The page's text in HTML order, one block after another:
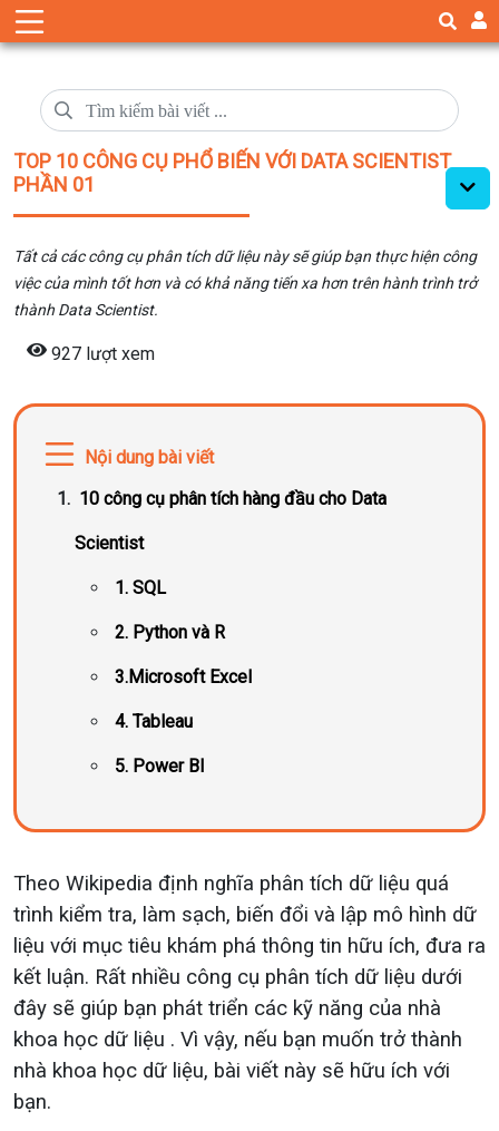
TOP 10 CÔNG CỤ PHỔ BIẾN VỚI DATA SCIENTIST
PHẦN 01
Tất cả các công cụ phân tích dữ liệu này sẽ giúp bạn thực hiện công
việc của mình tốt hơn và có khả năng tiến xa hơn trên hành trình trở
thành Data Scientist.
927 lượt xem
Nội dung bài viết
10 công cụ phân tích hàng đầu cho Data
Scientist
1. SQL
2. Python và R
3.Microsoft Excel
4. Tableau
5. Power BI
Theo Wikipedia định nghĩa phân tích dữ liệu quá
trình kiểm tra, làm sạch, biến đổi và lập mô hình dữ
liệu với mục tiêu khám phá thông tin hữu ích, đưa ra
kết luận. Rất nhiều công cụ phân tích dữ liệu dưới
đây sẽ giúp bạn phát triển các kỹ năng của nhà
khoa học dữ liệu . Vì vậy, nếu bạn muốn trở thành
nhà khoa học dữ liệu, bài viết này sẽ hữu ích với
bạn.